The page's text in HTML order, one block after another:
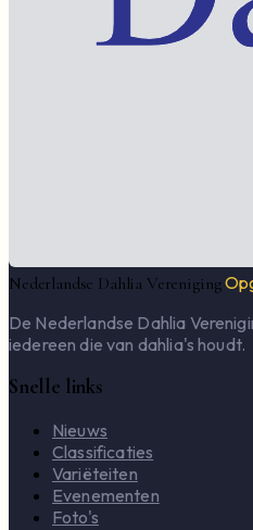
Nederlandse Dahlia Vereniging
De Nederlandse Dahlia
iedereen die van dahlia's houdt.
Snelle links
Nieuws
Classificaties
Variëteiten
Evenementen
Foto's